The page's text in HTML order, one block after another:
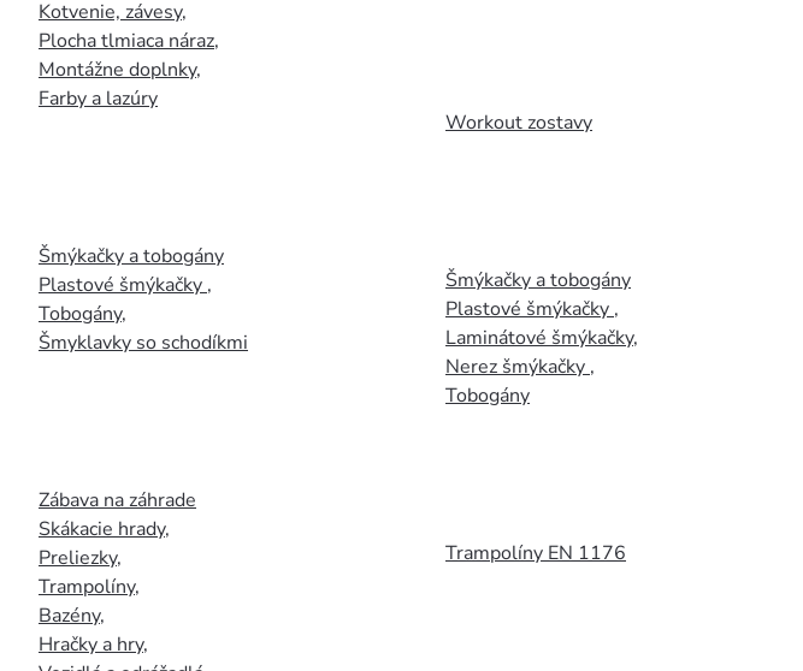
Kotvenie, závesy,
Plocha tlmiaca náraz,
Montážne doplnky,
Farby a lazúry
Šmýkačky a tobogány
Plastové šmýkačky ,
Tobogány,
Šmyklavky so schodíkmi
Zábava na záhrade
Skákacie hrady,
Preliezky,
Trampolíny,
Bazény,
Hračky a hry,
Workout zostavy
Šmýkačky a tobogány
Plastové šmýkačky ,
Laminátové šmýkačky,
Nerez šmýkačky ,
Tobogány
Trampolíny EN 1176